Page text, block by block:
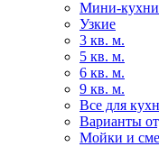
Мини-кухни
Узкие
3 кв. м.
5 кв. м.
6 кв. м.
9 кв. м.
Все для
Варианты
Мойки и